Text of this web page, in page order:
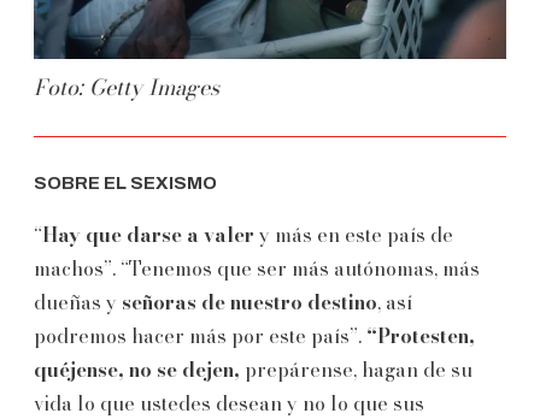
Foto: Getty Images
SOBRE EL SEXISMO
“Hay que darse a valer y más en este país de
machos”. “Tenemos que ser más autónomas, más
dueñas y señoras de nuestro destino, así
podremos hacer más por este país”. “Protesten,
quéjense, no se dejen, prepárense, hagan de su
vida lo que ustedes desean y no lo que sus